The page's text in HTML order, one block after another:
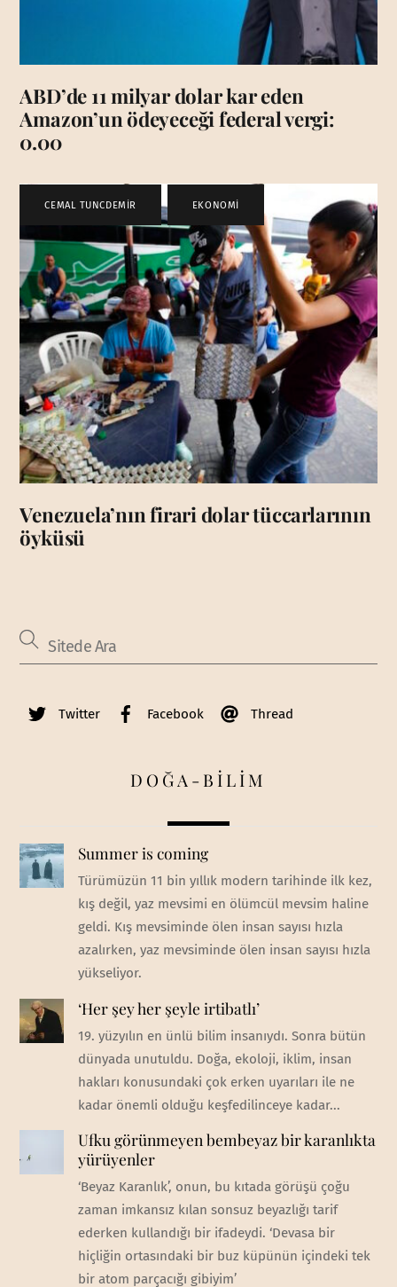
ABD’de 11 milyar dolar kar eden
Amazon’un ödeyeceği federal vergi:
0.00
CEMAL TUNCDEMİR , EKONOMİ
Venezuela’nın firari dolar tüccarlarının
öyküsü
Twitter Facebook Thread
DOĞA-BİLİM
Summer is coming
Türümüzün 11 bin yıllık modern tarihinde ilk kez,
kış değil, yaz mevsimi en ölümcül mevsim haline
geldi. Kış mevsiminde ölen insan sayısı hızla
azalırken, yaz mevsiminde ölen insan sayısı hızla
yükseliyor.
‘Her şey her şeyle irtibatlı’
19. yüzyılın en ünlü bilim insanıydı. Sonra bütün
dünyada unutuldu. Doğa, ekoloji, iklim, insan
hakları konusundaki çok erken uyarıları ile ne
kadar önemli olduğu keşfedilinceye kadar...
Ufku görünmeyen bembeyaz bir karanlıkta
yürüyenler
‘Beyaz Karanlık’, onun, bu kıtada görüşü çoğu
zaman imkansız kılan sonsuz beyazlığı tarif
ederken kullandığı bir ifadeydi. ‘Devasa bir
hiçliğin ortasındaki bir buz küpünün içindeki tek
bir atom parçacığı gibiyim’